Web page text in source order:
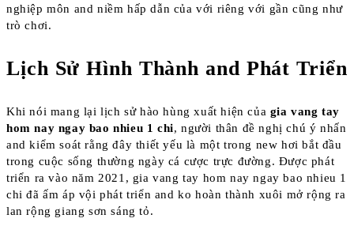
nghiệp môn and niềm hấp dẫn của với riêng với gần cũng như
trò chơi.
Lịch Sử Hình Thành and Phát Triển
Khi nói mang lại lịch sử hào hùng xuất hiện của gia vang tay
hom nay ngay bao nhieu 1 chi, người thân đề nghị chú ý nhấn
and kiểm soát rằng đây thiết yếu là một trong new hơi bắt đầu
trong cuộc sống thường ngày cá cược trực đường. Được phát
triển ra vào năm 2021, gia vang tay hom nay ngay bao nhieu 1
chi đã ấm áp vội phát triển and ko hoàn thành xuôi mở rộng ra
lan rộng giang sơn sáng tỏ.